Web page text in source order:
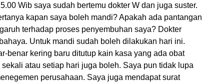
Wib saya sudah bertemu dokter W dan juga suster.
kapan saya boleh mandi? Apakah ada pantangan
terhadap proses penyembuhan saya? Dokter
Untuk mandi sudah boleh dilakukan hari ini.
benar kering baru ditutup kain kasa yang ada obat
atau setiap hari juga boleh. Saya pun tidak lupa
perusahaan. Saya juga mendapat surat